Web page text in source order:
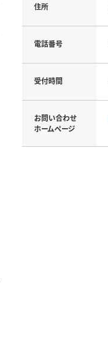
住所
電話番号
受付時間
お問い合わせ
ホームページ